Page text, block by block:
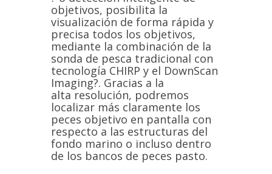
objetivos, posibilita la
visualización de forma rápida y
precisa todos los objetivos,
mediante la combinación de la
sonda de pesca tradicional con
tecnología CHIRP y el DownScan
Imaging?. Gracias a la
alta resolución, podremos
localizar más claramente los
peces objetivo en pantalla con
respecto a las estructuras del
fondo marino o incluso dentro
de los bancos de peces pasto.